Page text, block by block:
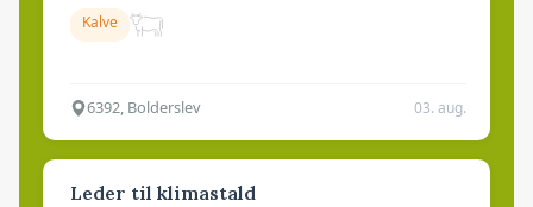
Kalve
6392, Bolderslev 03. aug.
Leder til klimastald